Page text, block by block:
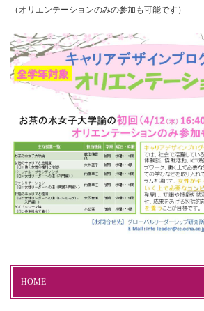
（オリエンテーションのみの参加も可能です）
HOME